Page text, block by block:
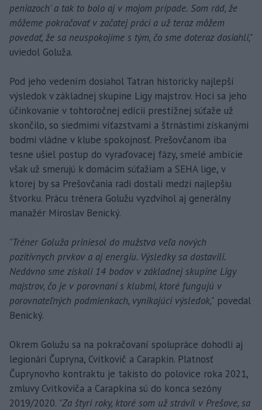
peniazoch' a tak to bolo aj v mojom prípade. Som rád, že
môžeme pokračovať v začatej práci a už teraz môžem
povedať, že sa neuspokojíme s tým, čo sme doteraz dosiahli,"
uviedol Goluža.
Pod jeho vedením dosiahol Tatran historicky najlepší
výsledok v základnej skupine Ligy majstrov. Hoci sa jeho
účinkovanie v tohtoročnej edícii prestížnej súťaže už
skončilo, so siedmimi víťazstvami a štrnástimi získanými
bodmi vládne v klube spokojnosť. Prešovčanom iba
tesne ušiel postup do vyraďovacej fázy, smelé ambície
však už smerujú k domácim súťažiam a SEHA lige, v
ktorej by sa Prešovčania radi dostali medzi najlepšiu
štvorku. Prácu trénera Golužu vyzdvihol aj generálny
manažér Miroslav Benický.
"Tréner Goluža priniesol do mužstva veľa nových
pozitívnych prvkov a aj energiu. Výsledky sa dostavili.
Nedávno sme získali 14 bodov v základnej skupine Ligy
majstrov, čo je v porovnaní s klubmi, ktoré fungujú v
porovnateľných podmienkach, vynikajúci výsledok," povedal
Benický.
Okrem Golužu sa na pokračovaní spolupráce dohodli aj
legionári Čupryna, Cvitkovič a Carapkin. Platnosť
Čuprynovho kontraktu je takisto do polovice roka 2021,
zmluvy Cvitkoviča a Carapkina sú do konca sezóny
2019/2020. "Za štyri roky, ktoré som už strávil v Prešove, sa